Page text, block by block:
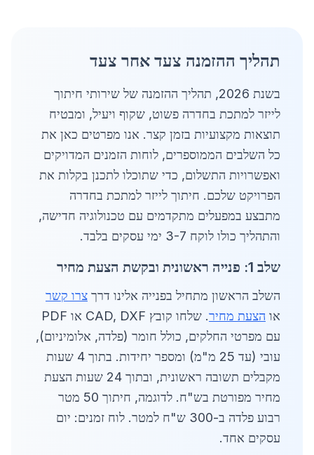
תהליך ההזמנה צעד אחר צעד
בשנת 2026, תהליך ההזמנה של שירותי חיתוך
לייזר למתכת בחדרה פשוט, שקוף ויעיל, ומבטיח
תוצאות מקצועיות בזמן קצר. אנו מפרטים כאן את
כל השלבים הממוספרים, לוחות הזמנים המדויקים
ואפשרויות התשלום, כדי שתוכלו לתכנן בקלות את
הפרויקט שלכם. חיתוך לייזר למתכת בחדרה
מתבצע במפעלים מתקדמים עם טכנולוגיה חדישה,
והתהליך כולו לוקח 3-7 ימי עסקים בלבד.
שלב 1: פנייה ראשונית ובקשת הצעת מחיר
השלב הראשון מתחיל בפנייה אלינו דרך צרו קשר
או הצעת מחיר
. שלחו קובץ CAD, DXF או PDF
עם מפרטי החלקים, כולל חומר (פלדה, אלומיניום),
עובי (עד 25 מ"מ) ומספר יחידות. בתוך 4 שעות
מקבלים תשובה ראשונית, ובתוך 24 שעות הצעת
מחיר מפורטת בש"ח. לדוגמה, חיתוך 50 מטר
רבוע פלדה ב-300 ש"ח למטר. לוח זמנים: יום
עסקים אחד.